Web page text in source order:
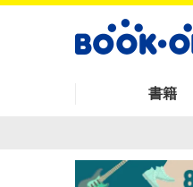
書籍